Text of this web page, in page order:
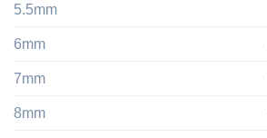
5.5mm
6mm
7mm
8mm